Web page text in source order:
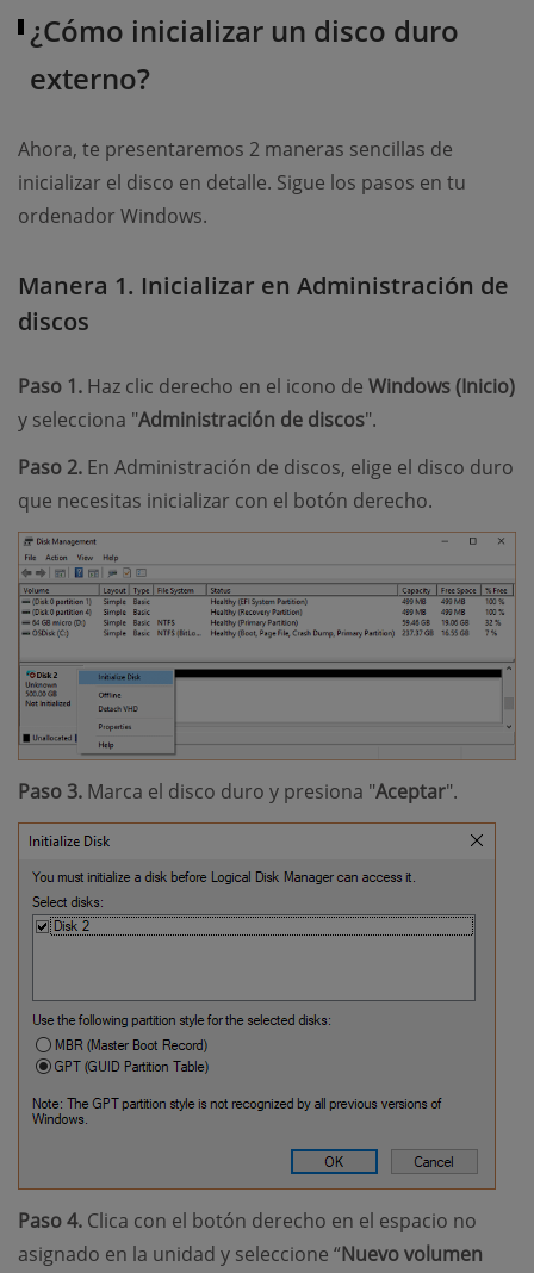
¿Cómo inicializar un disco duro
externo?
Ahora, te presentaremos 2 maneras sencillas de
inicializar el disco en detalle. Sigue los pasos en tu
ordenador Windows.
Manera 1. Inicializar en Administración de
discos
Paso 1. Haz clic derecho en el icono de Windows (Inicio)
y selecciona "Administración de discos".
Paso 2. En Administración de discos, elige el disco duro
que necesitas inicializar con el botón derecho.
Paso 3. Marca el disco duro y presiona "Aceptar".
Paso 4. Clica con el botón derecho en el espacio no
asignado en la unidad y seleccione “Nuevo volumen